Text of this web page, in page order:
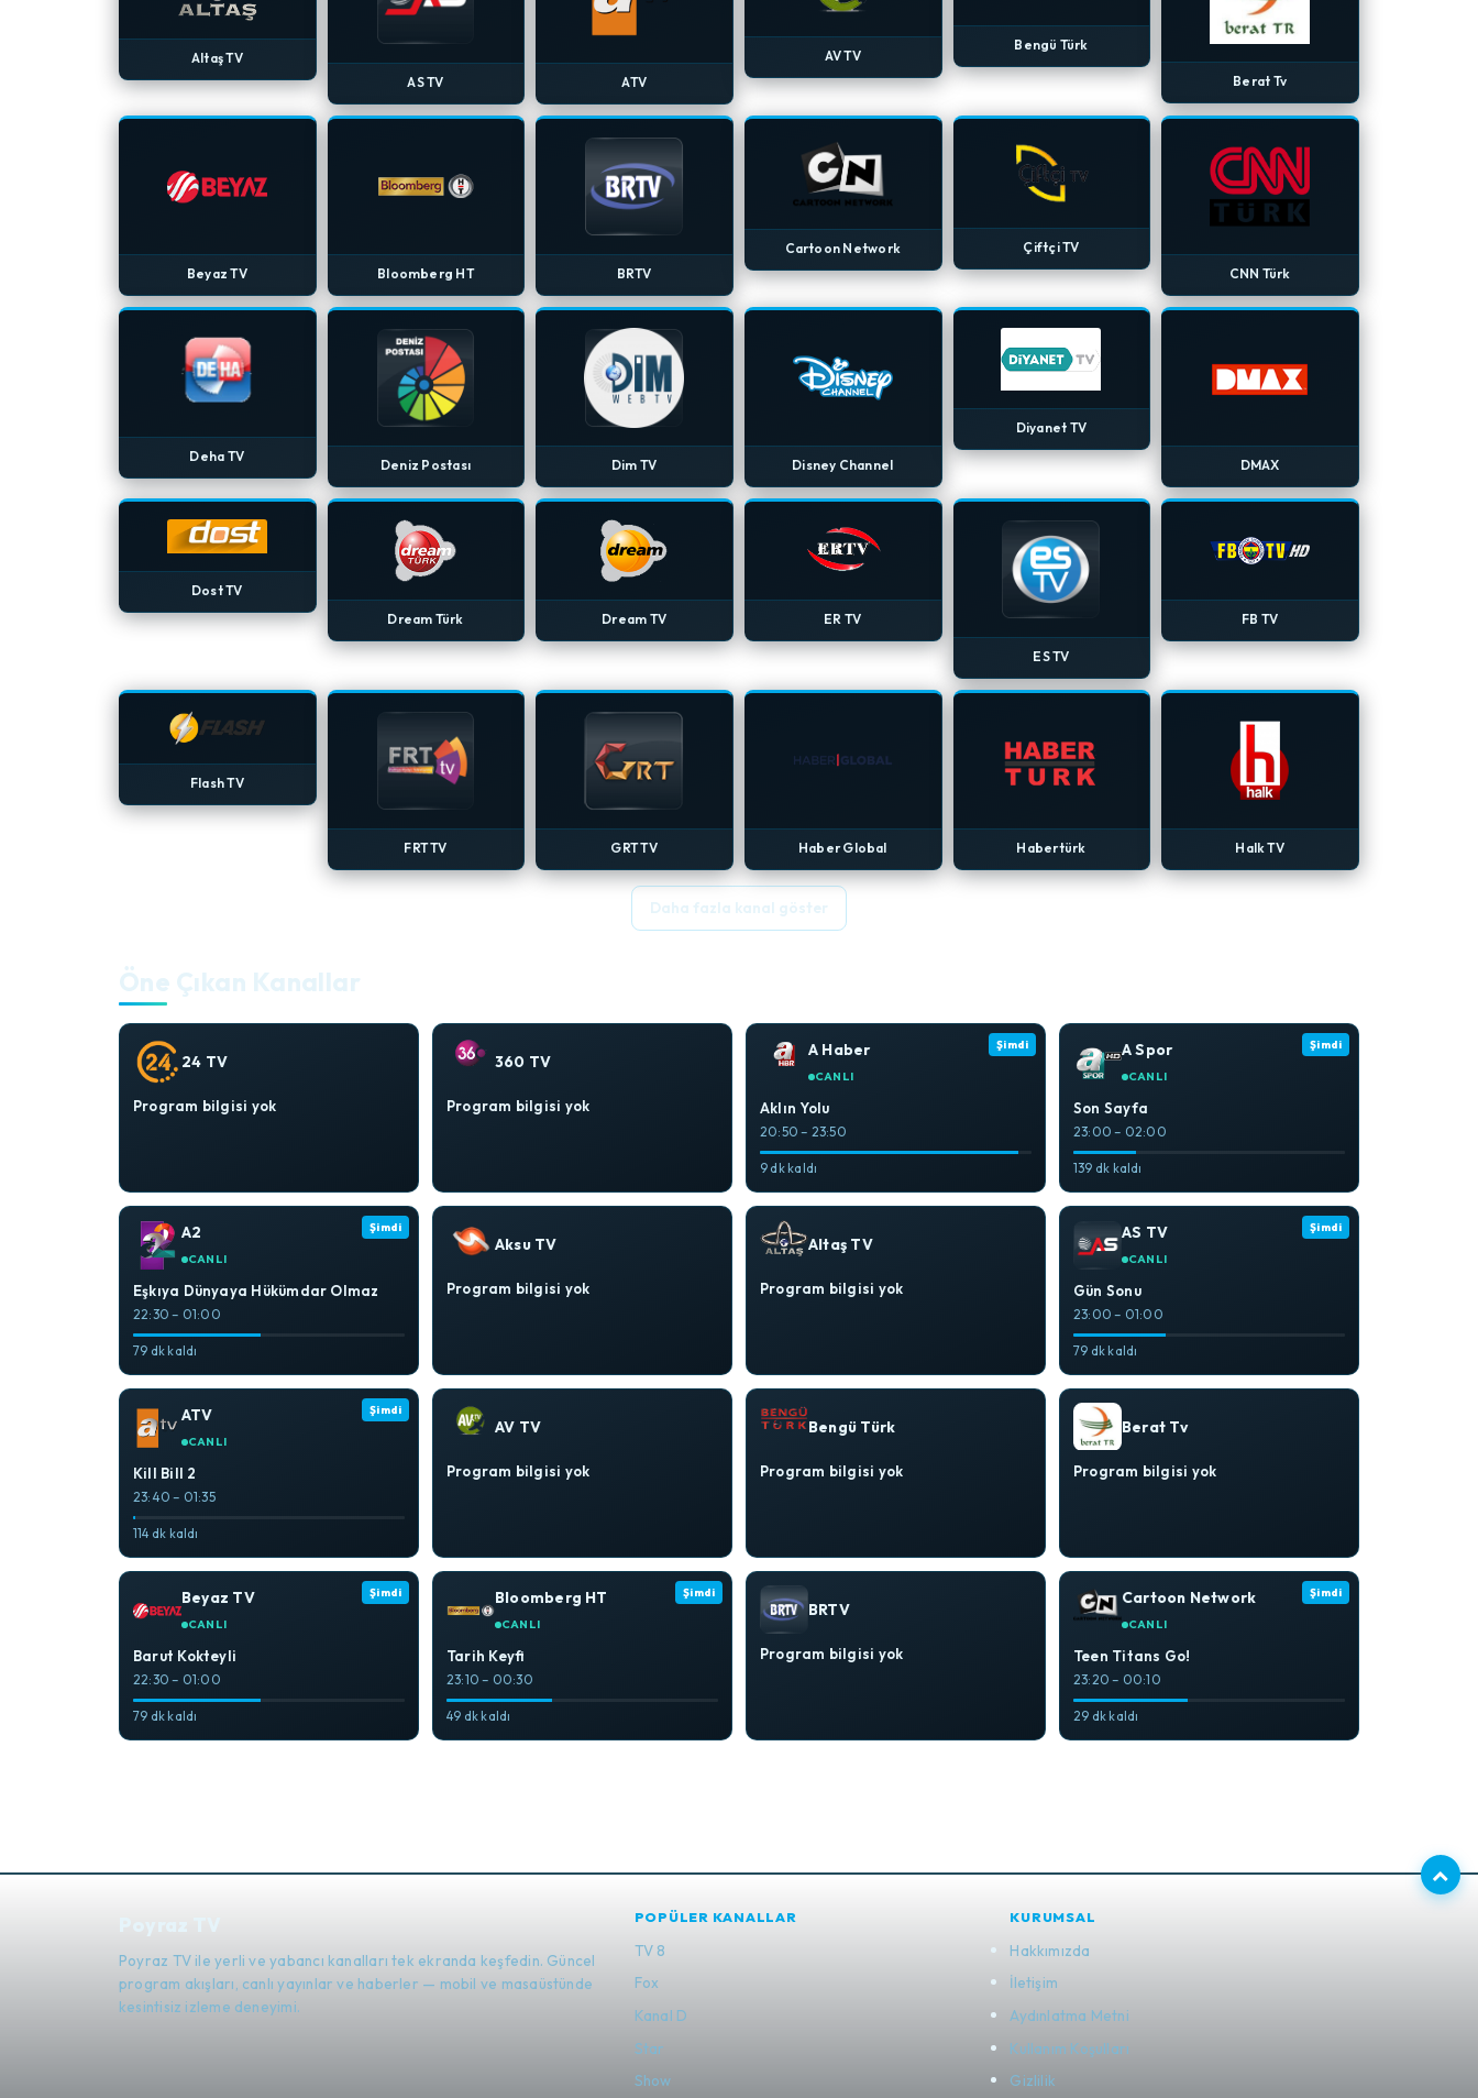
Altaş TV
AS TV
ATV
AV TV
Bengü Türk
Berat Tv
Beyaz TV Bloomberg HT BRTV
Cartoon Network
Çiftçi TV
CNN Türk
Deha TV
Deniz Postası Dim TV Disney Channel
Diyanet TV
DMAX
Dost TV
Dream Türk
Dream TV ER TV
ES TV
FB TV
Flash TV
FRT TV GRT TV Haber Global Habertürk Halk TV
Daha fazla kanal göster
Öne Çıkan Kanallar
24 TV
Program bilgisi yok
360 TV
Program bilgisi yok
Şimdi
A Haber
CANLI
Aklın Yolu
20:50 – 23:50
9 dk kaldı
Şimdi
A Spor
CANLI
Son Sayfa
23:00 – 02:00
139 dk kaldı
Şimdi
A2
CANLI
Eşkıya Dünyaya Hükümdar Olmaz
22:30 – 01:00
79 dk kaldı
Aksu TV
Program bilgisi yok
Altaş TV
Program bilgisi yok
Şimdi
AS TV
CANLI
Gün Sonu
23:00 – 01:00
79 dk kaldı
Şimdi
ATV
CANLI
Kill Bill 2
23:40 – 01:35
114 dk kaldı
AV TV
Program bilgisi yok
Bengü Türk
Program bilgisi yok
Berat Tv
Program bilgisi yok
Şimdi
Beyaz TV
CANLI
Barut Kokteyli
22:30 – 01:00
79 dk kaldı
Şimdi
Bloomberg HT
CANLI
Tarih Keyfi
23:10 – 00:30
49 dk kaldı
BRTV
Program bilgisi yok
Şimdi
Cartoon Network
CANLI
Teen Titans Go!
23:20 – 00:10
29 dk kaldı
Poyraz TV ile yerli ve yabancı kanalları tek ekranda keşfedin. Güncel
program akışları, canlı yayınlar ve haberler — mobil ve masaüstünde
kesintisiz izleme deneyimi.
POPÜLER KANALLAR
TV 8
Fox
Kanal D
Star
Show
KURUMSAL
Hakkımızda
İletişim
Aydınlatma Metni
Kullanım Koşulları
Gizlilik